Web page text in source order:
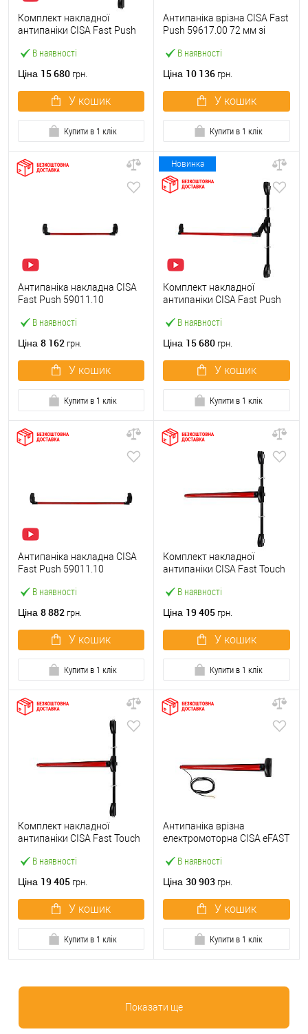
В наявності
Комплект накладної
антипаніки CISA Fast Push
точковий вверх-вниз
Ціна 15 680 грн.
У кошик
Купити в 1 клік
В наявності
Антипаніка врізна CISA Fast
Push 59617.00 72 мм зі
Ціна 10 136 грн.
У кошик
Купити в 1 клік
В наявності
Антипаніка накладна CISA
Fast Push 59011.10
штангою 900 мм червона
Ціна 8 162 грн.
У кошик
Купити в 1 клік
Новинка
В наявності
Комплект накладної
антипаніки CISA Fast Push
точковий вбік червона
Ціна 15 680 грн.
У кошик
Купити в 1 клік
В наявності
Антипаніка накладна CISA
Fast Push 59011.10
штангою 1500 мм червона
Ціна 8 882 грн.
У кошик
Купити в 1 клік
В наявності
Комплект накладної
антипаніки CISA Fast Touch
точковий вбік червона
Ціна 19 405 грн.
У кошик
Купити в 1 клік
В наявності
Комплект накладної
антипаніки CISA Fast Touch
точковий вверх-вниз
Ціна 19 405 грн.
У кошик
Купити в 1 клік
В наявності
Антипаніка врізна
електромоторна CISA eFAST
Ціна 30 903 грн.
У кошик
Купити в 1 клік
Показати ще